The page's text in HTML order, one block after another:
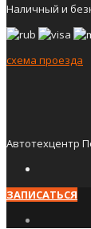
Наличный и
схема проезда
Автотехцентр
ЗАПИСАТЬСЯ